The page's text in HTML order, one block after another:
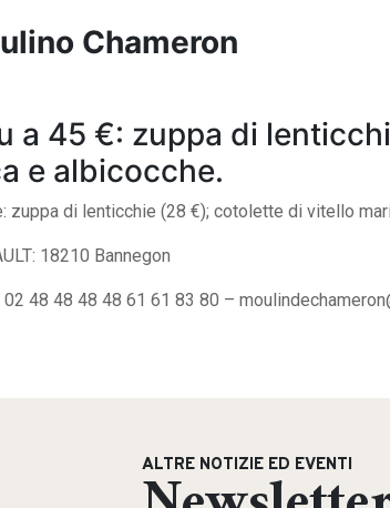
Chameron
a 45 €: zuppa di
e albicocche.
zuppa di lenticchie (28 €); cotolette di vitello
18210 Bannegon
02 48 48 48 48 61 61 83 80 –
ALTRE NOTIZIE ED EVENTI